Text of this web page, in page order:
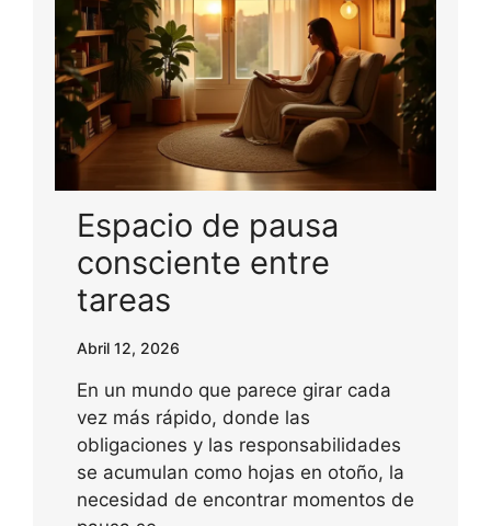
Espacio de pausa
consciente entre
tareas
Abril 12, 2026
En un mundo que parece girar cada
vez más rápido, donde las
obligaciones y las responsabilidades
se acumulan como hojas en otoño, la
necesidad de encontrar momentos de